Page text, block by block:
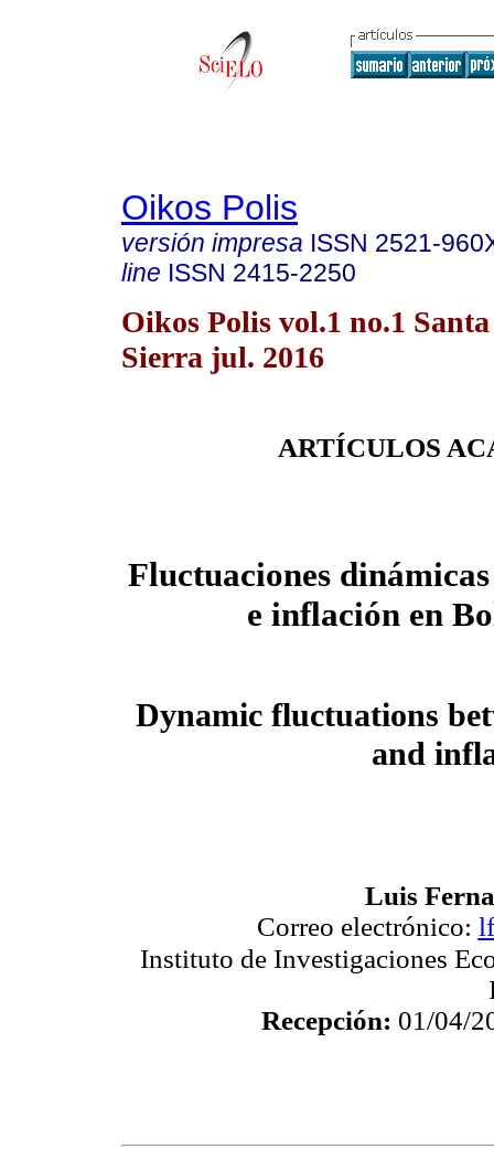
Oikos Polis
versión impresa ISSN 2521-
line ISSN 2415-2250
Oikos Polis vol.1 no.1
Sierra jul. 2016
ARTÍCULOS
Fluctuaciones
e inflación en
Dynamic fluctuations
and
Luis
Correo electrónico:
Instituto de Investigaciones
Recepción: 01/04/